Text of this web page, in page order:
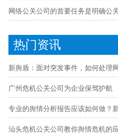
网络公关公司的首要任务是明确公
热门资讯
新舆盾：面对突发事件，如何处理
广州危机公关公司为企业保驾护航
专业的舆情分析报告应该如何做？
汕头危机公关公司教你舆情危机的